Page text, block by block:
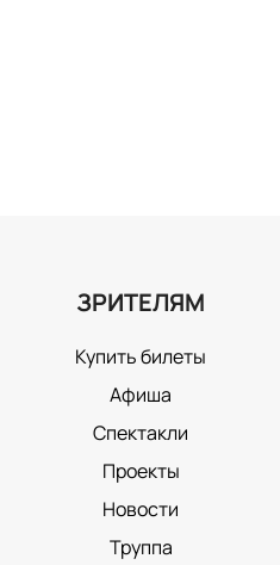
ЗРИТЕЛЯМ
Купить билеты
Афиша
Спектакли
Проекты
Новости
Труппа